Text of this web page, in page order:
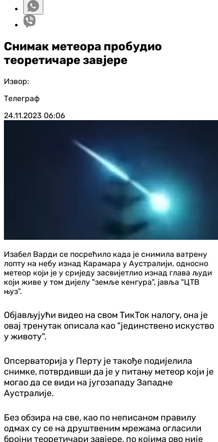
Снимак метеора пробудио
теоретичаре завјере
Извор:
Телеграф
24.11.2023 06:06
Изабел Варди се посрећило када је снимила ватрену
лопту на небу изнад Карамара у Аустралији, односно
метеор који је у сриједу засвијетлио изнад глава људи
који живе у том дијелу "земље кенгура", јавља "ЦТВ
њуз".
Објављујући видео на свом ТикТок налогу, она је
овај тренутак описала као "јединствено искуство
у животу".
Опсерваторија у Перту је такође подијелила
снимке, потврдивши да је у питању метеор који је
могао да се види на југозападу Западне
Аустралије.
Без обзира на све, као по неписаном правилу
одмах су се на друштвеним мрежама огласили
бројни теоретичари завјере, по којима ово није